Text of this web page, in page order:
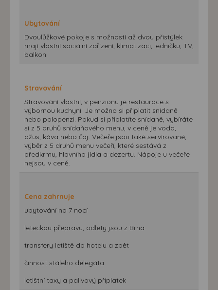
Ubytování
Dvoulůžkové pokoje s možností až dvou přistýlek
mají vlastní sociální zařízení, klimatizaci, ledničku, TV,
balkon.
Stravování
Stravování vlastní, v penzionu je restaurace s
výbornou kuchyní. Je možno si připlatit snídaně
nebo polopenzi. Pokud si připlatíte snídaně, vybíráte
si z 5 druhů snídaňového menu, v ceně je voda,
džus, káva nebo čaj. Večeře jsou také servírované,
výběr z 5 druhů menu večeří, které sestává z
předkrmu, hlavního jídla a dezertu. Nápoje u večeře
nejsou v ceně.
Cena zahrnuje
ubytování na 7 nocí
leteckou přepravu, odlety jsou z Brna
transfery letiště do hotelu a zpět
činnost stálého delegáta
letištní taxy a palivový příplatek